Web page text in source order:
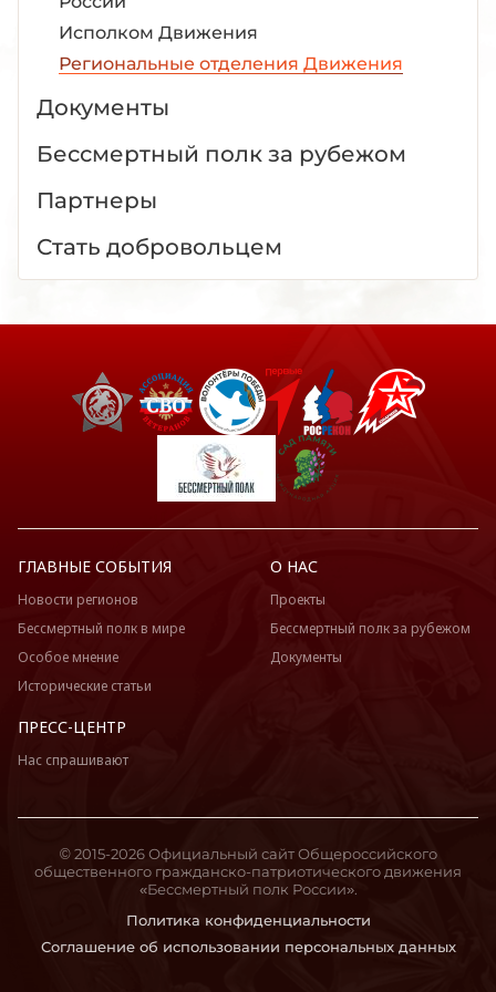
Исполком Движения
Региональные отделения Движения
Документы
Бессмертный полк за рубежом
Партнеры
Стать добровольцем
ГЛАВНЫЕ СОБЫТИЯ
Новости регионов
Бессмертный полк в мире
Особое мнение
Исторические статьи
О НАС
Проекты
Бессмертный полк за рубежом
Документы
ПРЕСС-ЦЕНТР
Нас спрашивают
Политика конфиденциальности
Соглашение об использовании персональных данных
© 2015-2026 Официальный сайт Общероссийского
общественного гражданско-патриотического движения
«Бессмертный полк России».